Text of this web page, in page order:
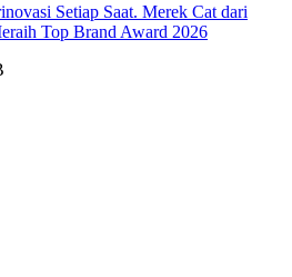
Setiap Saat. Merek Cat dari
Top Brand Award 2026